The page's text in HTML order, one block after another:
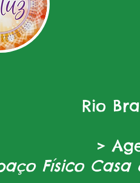
Rio
>
Físico Casa